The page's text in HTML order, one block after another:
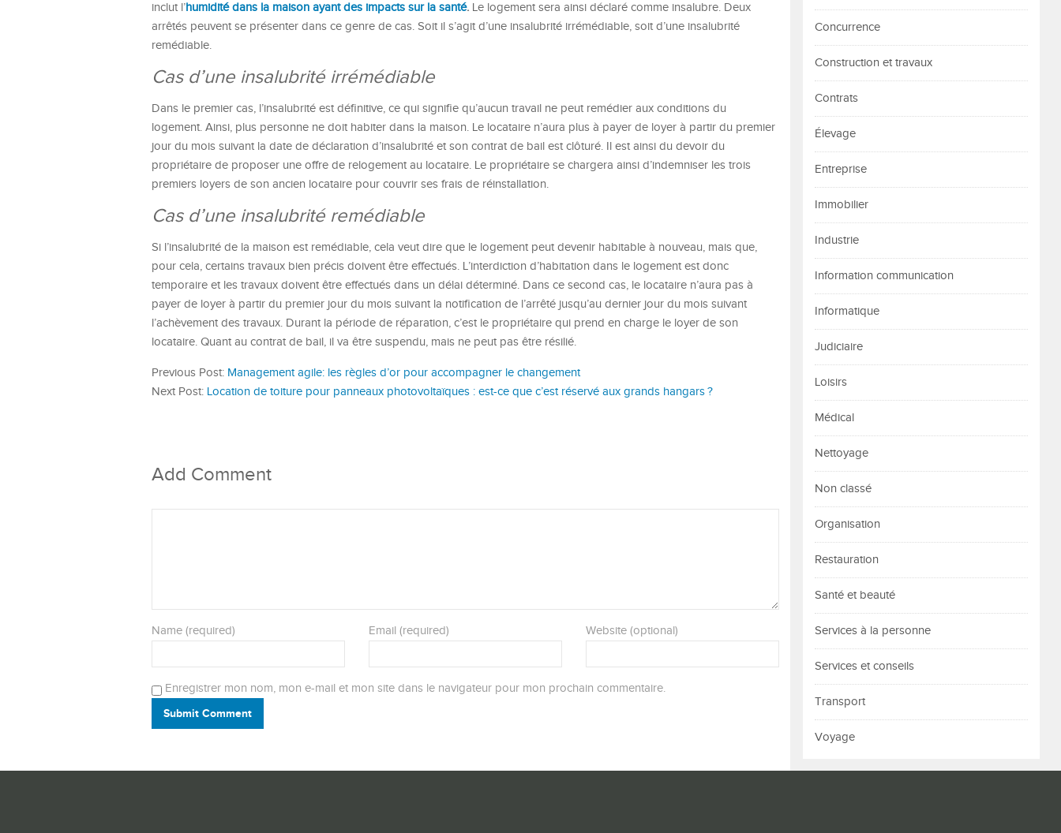
inclut l’humidité dans la maison ayant des impacts sur la santé. Le logement sera ainsi déclaré comme insalubre. Deux
arrêtés peuvent se présenter dans ce genre de cas. Soit il s’agit d’une insalubrité irrémédiable, soit d’une insalubrité
remédiable.
Cas d’une insalubrité irrémédiable
Dans le premier cas, l’insalubrité est définitive, ce qui signifie qu’aucun travail ne peut remédier aux conditions du
logement. Ainsi, plus personne ne doit habiter dans la maison. Le locataire n’aura plus à payer de loyer à partir du premier
jour du mois suivant la date de déclaration d’insalubrité et son contrat de bail est clôturé. Il est ainsi du devoir du
propriétaire de proposer une offre de relogement au locataire. Le propriétaire se chargera ainsi d’indemniser les trois
premiers loyers de son ancien locataire pour couvrir ses frais de réinstallation.
Cas d’une insalubrité remédiable
Si l’insalubrité de la maison est remédiable, cela veut dire que le logement peut devenir habitable à nouveau, mais que,
pour cela, certains travaux bien précis doivent être effectués. L’interdiction d’habitation dans le logement est donc
temporaire et les travaux doivent être effectués dans un délai déterminé. Dans ce second cas, le locataire n’aura pas à
payer de loyer à partir du premier jour du mois suivant la notification de l’arrêté jusqu’au dernier jour du mois suivant
l’achèvement des travaux. Durant la période de réparation, c’est le propriétaire qui prend en charge le loyer de son
locataire. Quant au contrat de bail, il va être suspendu, mais ne peut pas être résilié.
Previous Post: Management agile: les règles d’or pour accompagner le changement
Next Post: Location de toiture pour panneaux photovoltaïques : est-ce que c’est réservé aux grands hangars ?
Add Comment
Name (required) Email (required) Website (optional)
Enregistrer mon nom, mon e-mail et mon site dans le navigateur pour mon prochain commentaire.
Submit Comment
Concurrence
Construction et travaux
Contrats
Élevage
Entreprise
Immobilier
Industrie
Information communication
Informatique
Judiciaire
Loisirs
Médical
Nettoyage
Non classé
Organisation
Restauration
Santé et beauté
Services à la personne
Services et conseils
Transport
Voyage